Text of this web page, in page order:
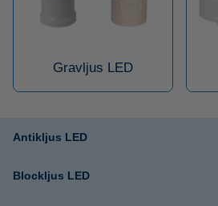
Gravljus LED
Antikljus LED
Blockljus LED